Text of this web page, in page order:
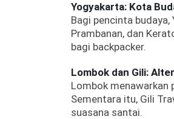
Yogyakarta: Kota
Bagi pencinta
Prambanan, dan
bagi backpacker.
Lombok dan Gili:
Lombok menawarkan
Sementara itu, Gili
suasana santai.